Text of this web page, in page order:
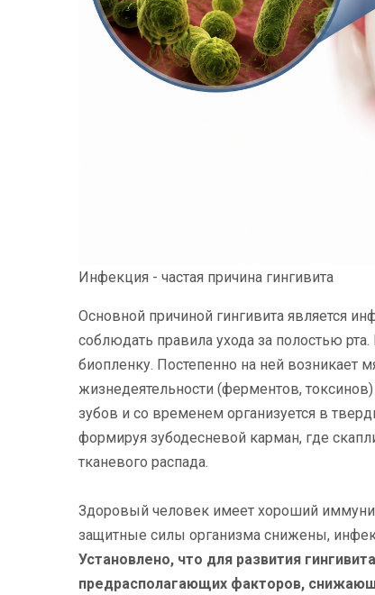
Инфекция - частая причина гингивита
Основной причиной гингивита является
соблюдать правила ухода за полостью
биопленку. Постепенно на ней возникает
жизнедеятельности (ферментов,
зубов и со временем организуется в
формируя зубодесневой карман, где
тканевого распада.
Здоровый человек имеет хороший
защитные силы организма снижены,
Установлено, что для развития
предрасполагающих факторов,